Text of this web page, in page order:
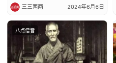
法
规
免
责
三三两两 2024年6月6日
八点僧音